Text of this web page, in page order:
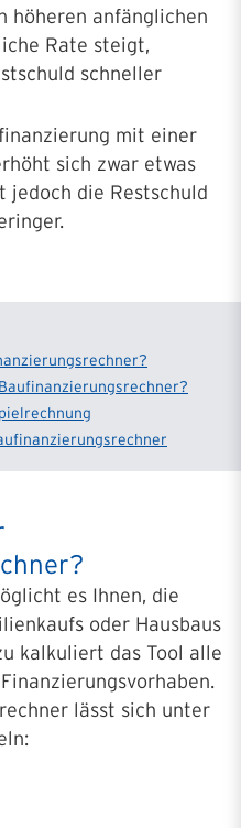
höheren anfänglichen
Rate steigt,
schneller
mit einer
sich zwar etwas
jedoch die Restschuld
es Ihnen, die
oder Hausbaus
kalkuliert das Tool alle
lässt sich unter